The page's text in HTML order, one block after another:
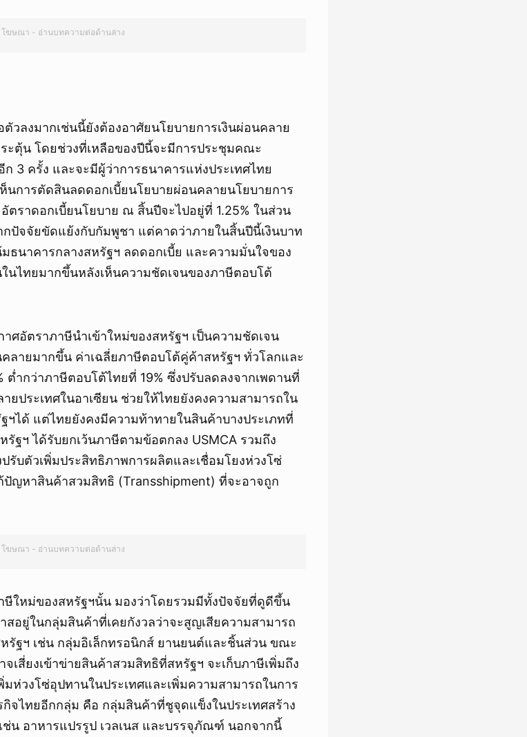
โฆษณา - อ่านบทความต่อด้านล่าง
วลงมากเช่นนี้ยังต้องอาศัยนโยบายการเงินผ่อนคลาย
ะตุ้น โดยช่วงที่เหลือของปีนี้จะมีการประชุมคณะ
3 ครั้ง และจะมีผู้ว่าการธนาคารแห่งประเทศไทย
นการตัดสินลดดอกเบี้ยนโยบายผ่อนคลายนโยบายการ
ตราดอกเบี้ยนโยบาย ณ สิ้นปีจะไปอยู่ที่ 1.25% ในส่วน
กปัจจัยขัดแย้งกับกัมพูชา แต่คาดว่าภายในสิ้นปีนี้เงินบาท
ธนาคารกลางสหรัฐฯ ลดดอกเบี้ย และความมั่นใจของ
นไทยมากขึ้นหลังเห็นความชัดเจนของภาษีตอบโต้
ศอัตราภาษีนำเข้าใหม่ของสหรัฐฯ เป็นความชัดเจน
ลายมากขึ้น ค่าเฉลี่ยภาษีตอบโต้คู่ค้าสหรัฐฯ ทั่วโลกและ
ต่ำกว่าภาษีตอบโต้ไทยที่ 19% ซึ่งปรับลดลงจากเพดานที่
ยประเทศในอาเซียน ช่วยให้ไทยยังคงความสามารถใน
ได้ แต่ไทยยังคงมีความท้าทายในสินค้าบางประเภทที่
ฐฯ ได้รับยกเว้นภาษีตามข้อตกลง USMCA รวมถึง
รับตัวเพิ่มประสิทธิภาพการผลิตและเชื่อมโยงห่วงโซ่
ปัญหาสินค้าสวมสิทธิ (Transshipment) ที่จะอาจถูก
โฆษณา - อ่านบทความต่อด้านล่าง
ษีใหม่ของสหรัฐฯนั้น มองว่าโดยรวมมีทั้งปัจจัยที่ดูดีขึ้น
สอยู่ในกลุ่มสินค้าที่เคยกังวลว่าจะสูญเสียความสามารถ
รัฐฯ เช่น กลุ่มอิเล็กทรอนิกส์ ยานยนต์และชิ้นส่วน ขณะ
เสี่ยงเข้าข่ายสินค้าสวมสิทธิที่สหรัฐฯ จะเก็บภาษีเพิ่มถึง
มห่วงโซ่อุปทานในประเทศและเพิ่มความสามารถในการ
จไทยอีกกลุ่ม คือ กลุ่มสินค้าที่ชูจุดแข็งในประเทศสร้าง
น อาหารแปรรูป เวลเนส และบรรจุภัณฑ์ นอกจากนี้
ยกเลิก